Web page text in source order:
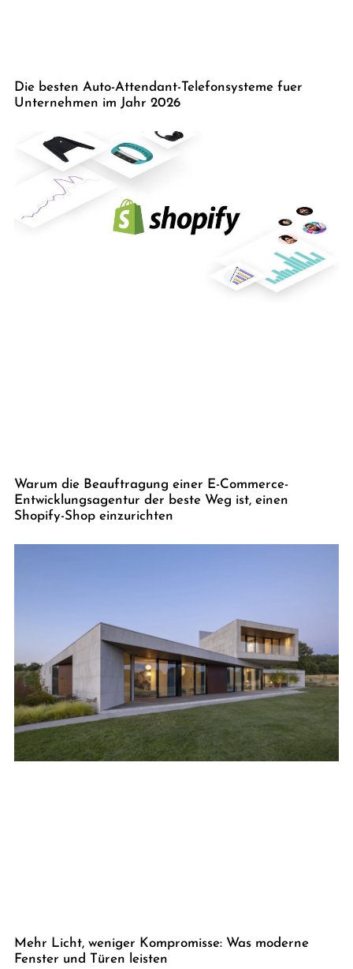
Die besten Auto-Attendant-Telefonsysteme fuer
Unternehmen im Jahr 2026
Warum die Beauftragung einer E-Commerce-
Entwicklungsagentur der beste Weg ist, einen
Shopify-Shop einzurichten
Mehr Licht, weniger Kompromisse: Was moderne
Fenster und Türen leisten